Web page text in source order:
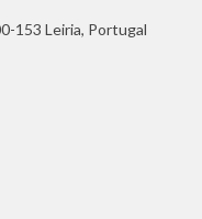
153 Leiria, Portugal